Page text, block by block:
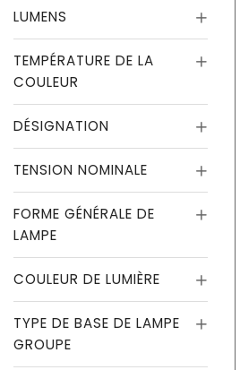
LUMENS
TEMPÉRATURE DE LA
COULEUR
DÉSIGNATION
TENSION NOMINALE
FORME GÉNÉRALE DE
LAMPE
COULEUR DE LUMIÈRE
TYPE DE BASE DE LAMPE
GROUPE